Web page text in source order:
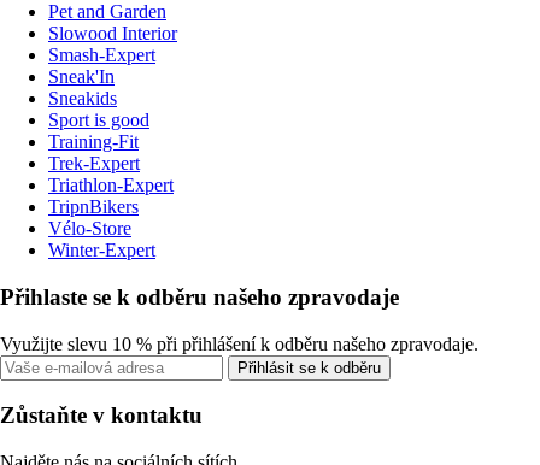
Pet and Garden
Slowood Interior
Smash-Expert
Sneak'In
Sneakids
Sport is good
Training-Fit
Trek-Expert
Triathlon-Expert
TripnBikers
Vélo-Store
Winter-Expert
Přihlaste se k odběru našeho zpravodaje
Využijte slevu 10 % při přihlášení k odběru našeho zpravodaje.
Přihlásit se k odběru
Zůstaňte v kontaktu